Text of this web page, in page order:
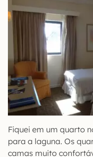
Fiquei em um quarto
para a laguna. Os
camas muito